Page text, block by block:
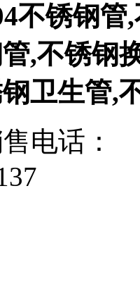
不锈钢管
,不锈钢
卫生管,
电话：